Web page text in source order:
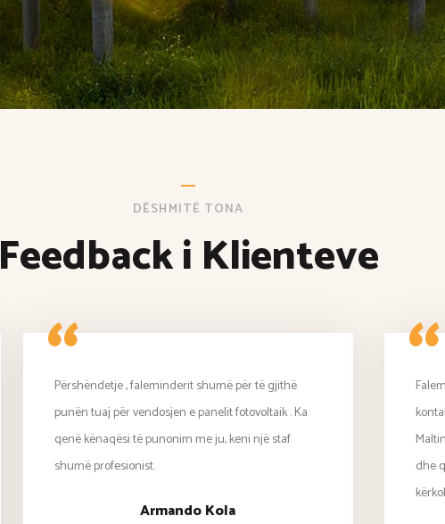
DËSHMITË TONA
Feedback i Klienteve
“
Përshëndetje , faleminderit shumë për të gjithë
punën tuaj për vendosjen e panelit fotovoltaik . Ka
qenë kënaqësi të punonim me ju, keni një staf
shumë profesionist.
Armando Kola
“
dhe